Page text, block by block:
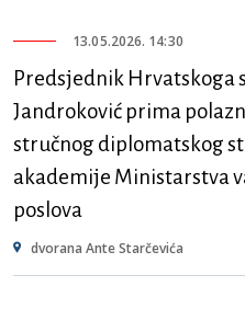
13.05.2026. 14:30
Predsjednik Hrvatskoga
Jandroković prima
stručnog diplomatskog
akademije Ministarstva
poslova
dvorana Ante Starčevića